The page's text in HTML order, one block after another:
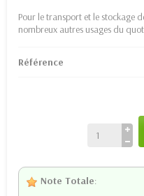
Pour le transport et le stockage
nombreux autres usages du
Référence
Note Totale: